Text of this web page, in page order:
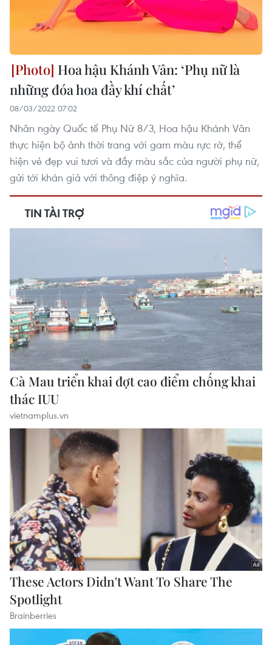
Hoa hậu Khánh Vân: ‘Phụ nữ là
những đóa hoa đầy khí chất’
08/03/2022 07:02
Nhân ngày Quốc tế Phụ Nữ 8/3, Hoa hậu Khánh Vân
thực hiện bộ ảnh thời trang với gam màu rực rỡ, thể
hiện vẻ đẹp vui tươi và đầy màu sắc của người phụ nữ,
gửi tới khán giả với thông điệp ý nghĩa.